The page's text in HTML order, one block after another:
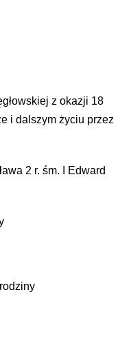
z okazji 18
i dalszym życiu przez
2 r. śm. I Edward